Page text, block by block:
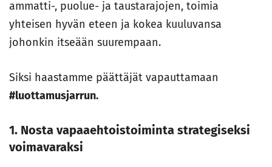
ammatti-, puolue- ja taustarajojen, toimia
yhteisen hyvän eteen ja kokea kuuluvansa
johonkin itseään suurempaan.
Siksi haastamme päättäjät vapauttamaan
#luottamusjarrun.
1. Nosta vapaaehtoistoiminta strategiseksi
voimavaraksi